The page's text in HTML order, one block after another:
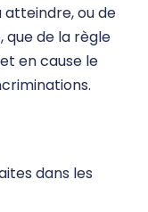
atteindre, ou de
que de la règle
en cause le
dans les